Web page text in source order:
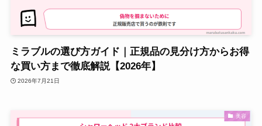
ミラブルの選び方ガイド｜正規品の見分け方からお得
な買い方まで徹底解説【2026年】
2026年7月21日
美容